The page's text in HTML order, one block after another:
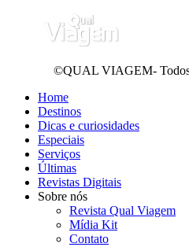
©QUAL VIAGEM- Todos
Home
Destinos
Dicas e curiosidades
Especiais
Serviços
Últimas
Revistas Digitais
Sobre nós
Revista Qual Viagem
Mídia Kit
Contato